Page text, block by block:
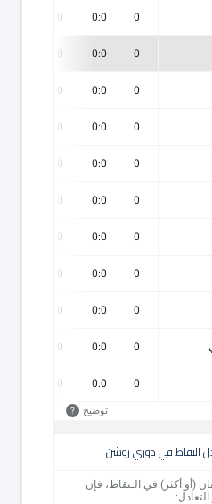
0
0:0
0
0
0:0
0
0
0:0
0
0
0:0
0
0
0:0
0
0
0:0
0
0
0:0
0
0
0:0
0
0
0:0
0
0
0:0
0
0
0:0
0
توضيح ?
النقاط في دوري روشن
(أو أكثر) في الـنقاط، فإن
التعادل: